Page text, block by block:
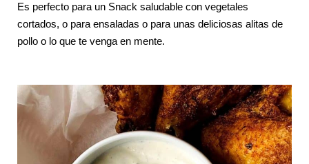
Es perfecto para un Snack saludable con vegetales
cortados, o para ensaladas o para unas deliciosas alitas de
pollo o lo que te venga en mente.